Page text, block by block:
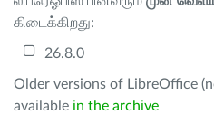
கிடைக்கிறது:
26.8.0
Older versions of LibreOffice
available in the archive